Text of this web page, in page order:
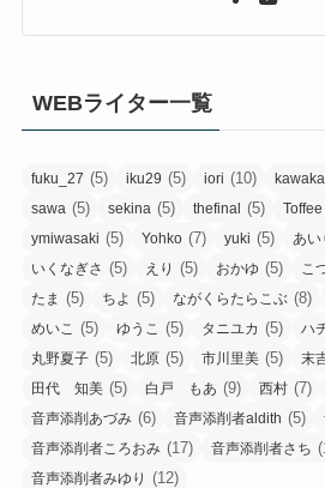
WEBライター一覧
fuku_27 (5) iku29 (5) iori (10)
sawa (5) sekina (5) thefinal (5) Toffee
ymiwasaki (5) Yohko (7) yuki (5) あい
いくなぎさ (5) えり (5) おかゆ (5) こ
たま (5) ちよ (5) ながくらたらこぶ (8)
めいこ (5) ゆうこ (5) タニユカ (5) ハ
丸野夏子 (5) 北原 (5) 市川里美 (5) 末
田代 知美 (5) 白戸 もあ (9) 西村 (7)
音声添削あづみ (6) 音声添削者aldith (5)
音声添削者ころおみ (17) 音声添削者さち
音声添削者みゆり (12)